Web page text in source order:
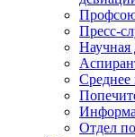
Пресс-
Научная
Среднее
Отдел